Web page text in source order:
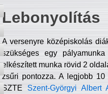
Lebonyolítás
A versenyre középiskolás
szükséges egy
elkészített munka rövid 2
zsűri pontozza. A legjobb
SZTE Szent-Györgyi Albert